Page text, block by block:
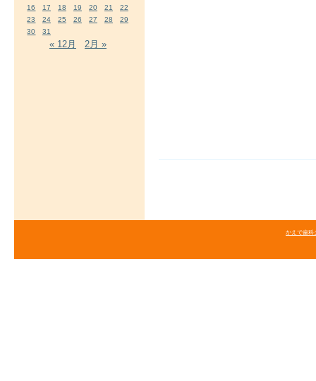
16
17 18 19 20 21
22
23
24 25 26 27 28
29
30
31
« 12月 2月 »
かえで歯科